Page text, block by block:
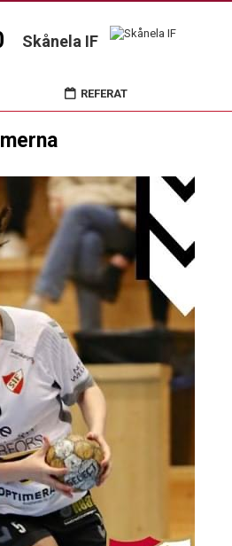
Skånela IF
REFERAT